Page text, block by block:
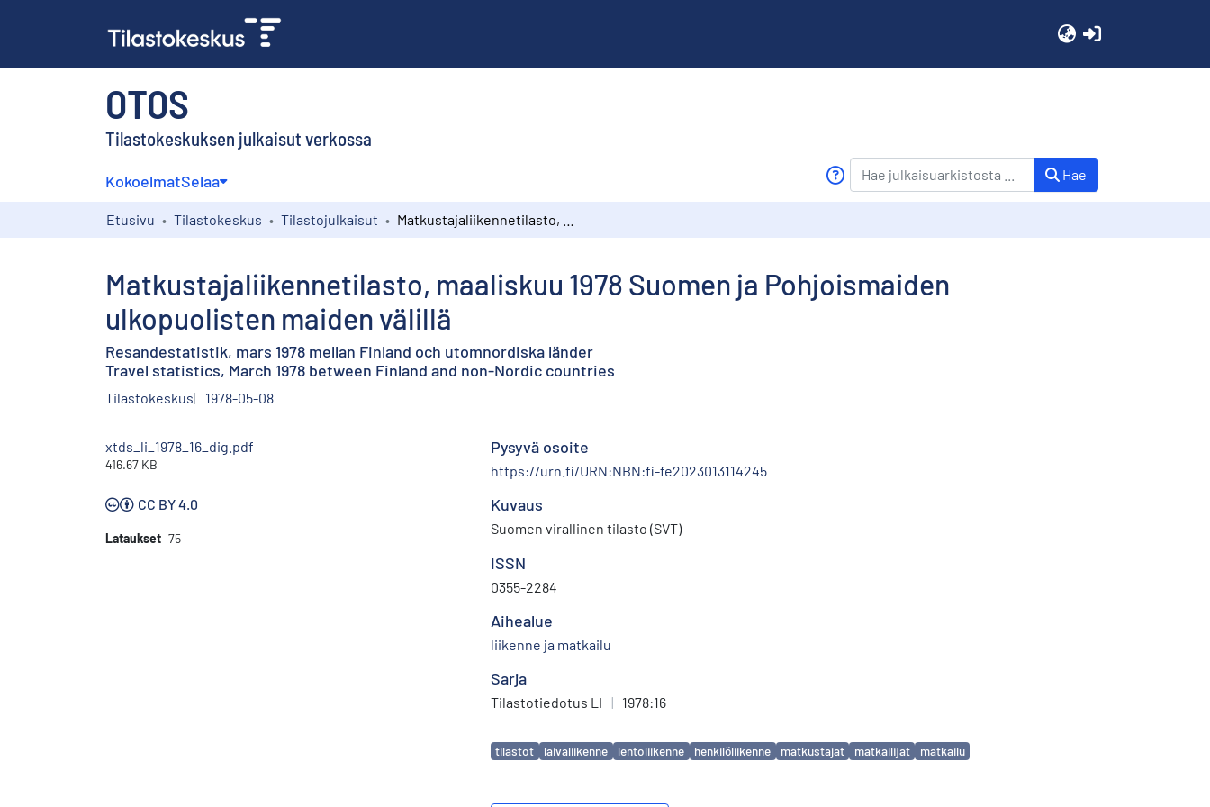
OTOS
Tilastokeskuksen julkaisut verkossa
KokoelmatSelaa Hae
Etusivu Tilastokeskus Tilastojulkaisut
Matkustajaliikennetilasto, maaliskuu 1978 Suomen ja Pohjoismaiden
ulkopuolisten maiden välillä
Resandestatistik, mars 1978 mellan Finland och utomnordiska länder
Travel statistics, March 1978 between Finland and non-Nordic countries
Tilastokeskus 1978-05-08
xtds_li_1978_16_dig.pdf
416.67 KB
CC BY 4.0
Lataukset 75
Pysyvä osoite
https://urn.fi/URN:NBN:fi-fe2023013114245
Kuvaus
Suomen virallinen tilasto (SVT)
ISSN
0355-2284
Aihealue
liikenne ja matkailu
Sarja
Tilastotiedotus LI | 1978:16
Avainsanat
tilastot laivaliikenne lentoliikenne henkilöliikenne matkustajat matkailijat matkailu